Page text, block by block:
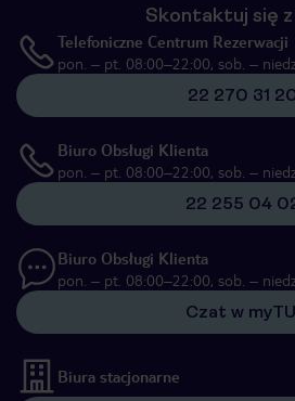
Skontaktuj się z
Telefoniczne Centrum Rezerwacji
pon. – pt. 08:00–22:00, sob. –
22 270 31
Biuro Obsługi Klienta
pon. – pt. 08:00–22:00, sob. –
22 255 04
Biuro Obsługi Klienta
pon. – pt. 08:00–22:00, sob. –
Czat w
Biura stacjonarne